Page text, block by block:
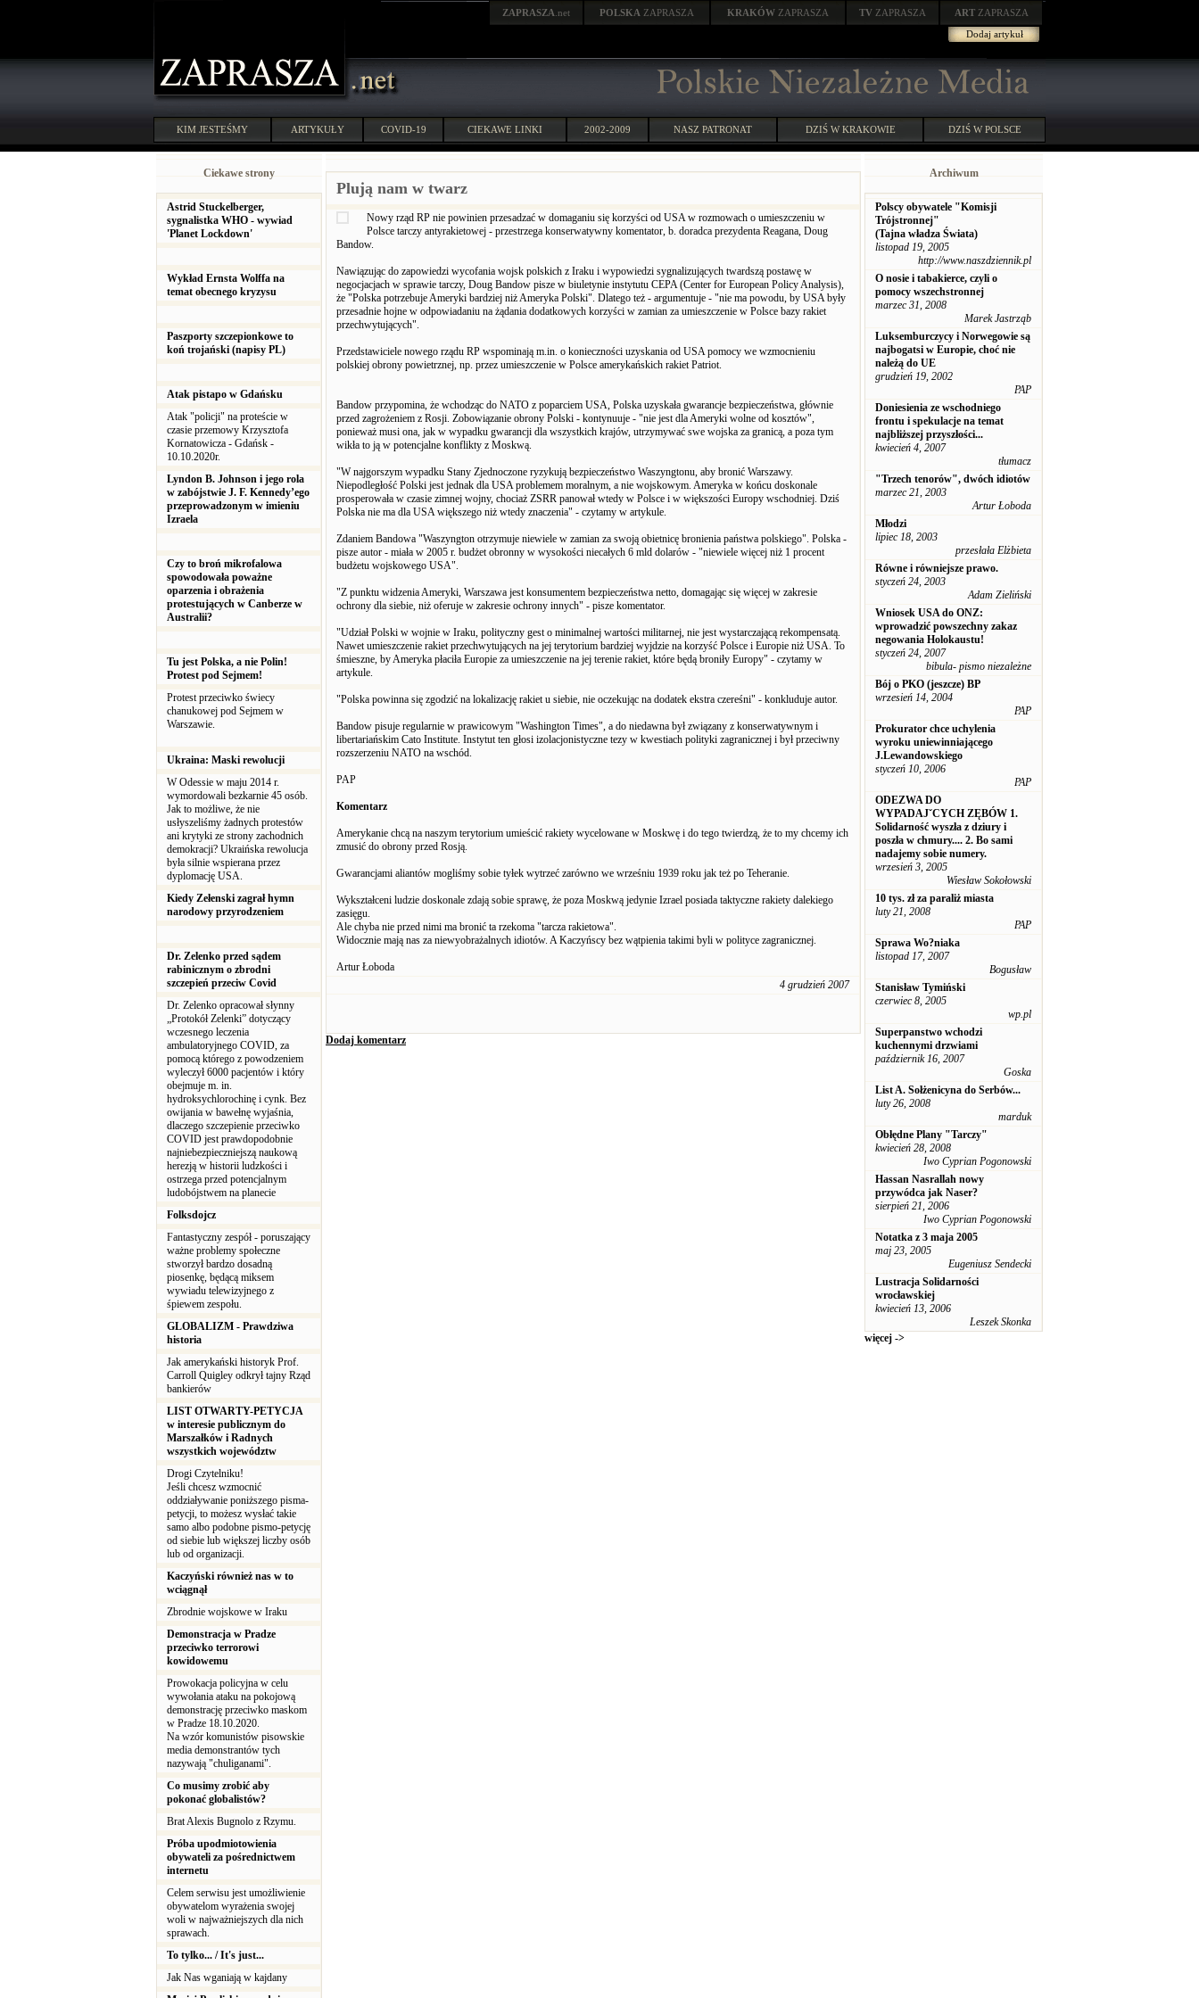
ZAPRASZA .net POLSKA ZAPRASZA KRAKÓW ZAPRASZA TV ZAPRASZA ART ZAPRASZA
Dodaj artykuł
KIM JESTEŚMY ARTYKUŁY COVID-19 CIEKAWE LINKI 2002-2009 NASZ PATRONAT DZIŚ W KRAKOWIE DZIŚ W POLSCE
Ciekawe strony
Astrid Stuckelberger,
sygnalistka WHO - wywiad
'Planet Lockdown'
Wykład Ernsta Wolffa na
temat obecnego kryzysu
Paszporty szczepionkowe to
koń trojański (napisy PL)
Atak pistapo w Gdańsku
Atak "policji" na proteście w
czasie przemowy Krzysztofa
Kornatowicza - Gdańsk -
10.10.2020r.
Lyndon B. Johnson i jego rola
w zabójstwie J. F. Kennedy’ego
przeprowadzonym w imieniu
Izraela
Czy to broń mikrofalowa
spowodowała poważne
oparzenia i obrażenia
protestujących w Canberze w
Australii?
Tu jest Polska, a nie Polin!
Protest pod Sejmem!
Protest przeciwko świecy
chanukowej pod Sejmem w
Warszawie.
Ukraina: Maski rewolucji
W Odessie w maju 2014 r.
wymordowali bezkarnie 45 osób.
Jak to możliwe, że nie
usłyszeliśmy żadnych protestów
ani krytyki ze strony zachodnich
demokracji? Ukraińska rewolucja
była silnie wspierana przez
dyplomację USA.
Kiedy Zełenski zagrał hymn
narodowy przyrodzeniem
Dr. Zelenko przed sądem
rabinicznym o zbrodni
szczepień przeciw Covid
Dr. Zelenko opracował słynny
„Protokół Zelenki” dotyczący
wczesnego leczenia
ambulatoryjnego COVID, za
pomocą którego z powodzeniem
wyleczył 6000 pacjentów i który
obejmuje m. in.
hydroksychlorochinę i cynk. Bez
owijania w bawełnę wyjaśnia,
dlaczego szczepienie przeciwko
COVID jest prawdopodobnie
najniebezpieczniejszą naukową
herezją w historii ludzkości i
ostrzega przed potencjalnym
ludobójstwem na planecie
Folksdojcz
Fantastyczny zespół - poruszający
ważne problemy społeczne
stworzył bardzo dosadną
piosenkę, będącą miksem
wywiadu telewizyjnego z
śpiewem zespołu.
GLOBALIZM - Prawdziwa
historia
Jak amerykański historyk Prof.
Carroll Quigley odkrył tajny Rząd
bankierów
LIST OTWARTY-PETYCJA
w interesie publicznym do
Marszałków i Radnych
wszystkich województw
Drogi Czytelniku!
Jeśli chcesz wzmocnić
oddziaływanie poniższego pisma-
petycji, to możesz wysłać takie
samo albo podobne pismo-petycję
od siebie lub większej liczby osób
lub od organizacji.
Kaczyński również nas w to
wciągnął
Zbrodnie wojskowe w Iraku
Demonstracja w Pradze
przeciwko terrorowi
kowidowemu
Prowokacja policyjna w celu
wywołania ataku na pokojową
demonstrację przeciwko maskom
w Pradze 18.10.2020.
Na wzór komunistów pisowskie
media demonstrantów tych
nazywają "chuliganami".
Co musimy zrobić aby
pokonać globalistów?
Brat Alexis Bugnolo z Rzymu.
Próba upodmiotowienia
obywateli za pośrednictwem
internetu
Celem serwisu jest umożliwienie
obywatelom wyrażenia swojej
woli w najważniejszych dla nich
sprawach.
To tylko... / It's just...
Jak Nas wganiają w kajdany
Plują nam w twarz
Nowy rząd RP nie powinien przesadzać w domaganiu się korzyści od USA w rozmowach o umieszczeniu w
Polsce tarczy antyrakietowej - przestrzega konserwatywny komentator, b. doradca prezydenta Reagana, Doug
Bandow.
Nawiązując do zapowiedzi wycofania wojsk polskich z Iraku i wypowiedzi sygnalizujących twardszą postawę w
negocjacjach w sprawie tarczy, Doug Bandow pisze w biuletynie instytutu CEPA (Center for European Policy Analysis),
że "Polska potrzebuje Ameryki bardziej niż Ameryka Polski". Dlatego też - argumentuje - "nie ma powodu, by USA były
przesadnie hojne w odpowiadaniu na żądania dodatkowych korzyści w zamian za umieszczenie w Polsce bazy rakiet
przechwytujących".
Przedstawiciele nowego rządu RP wspominają m.in. o konieczności uzyskania od USA pomocy we wzmocnieniu
polskiej obrony powietrznej, np. przez umieszczenie w Polsce amerykańskich rakiet Patriot.
Bandow przypomina, że wchodząc do NATO z poparciem USA, Polska uzyskała gwarancje bezpieczeństwa, głównie
przed zagrożeniem z Rosji. Zobowiązanie obrony Polski - kontynuuje - "nie jest dla Ameryki wolne od kosztów",
ponieważ musi ona, jak w wypadku gwarancji dla wszystkich krajów, utrzymywać swe wojska za granicą, a poza tym
wikła to ją w potencjalne konflikty z Moskwą.
"W najgorszym wypadku Stany Zjednoczone ryzykują bezpieczeństwo Waszyngtonu, aby bronić Warszawy.
Niepodległość Polski jest jednak dla USA problemem moralnym, a nie wojskowym. Ameryka w końcu doskonale
prosperowała w czasie zimnej wojny, chociaż ZSRR panował wtedy w Polsce i w większości Europy wschodniej. Dziś
Polska nie ma dla USA większego niż wtedy znaczenia" - czytamy w artykule.
Zdaniem Bandowa "Waszyngton otrzymuje niewiele w zamian za swoją obietnicę bronienia państwa polskiego". Polska -
pisze autor - miała w 2005 r. budżet obronny w wysokości niecałych 6 mld dolarów - "niewiele więcej niż 1 procent
budżetu wojskowego USA".
"Z punktu widzenia Ameryki, Warszawa jest konsumentem bezpieczeństwa netto, domagając się więcej w zakresie
ochrony dla siebie, niż oferuje w zakresie ochrony innych" - pisze komentator.
"Udział Polski w wojnie w Iraku, polityczny gest o minimalnej wartości militarnej, nie jest wystarczającą rekompensatą.
Nawet umieszczenie rakiet przechwytujących na jej terytorium bardziej wyjdzie na korzyść Polsce i Europie niż USA. To
śmieszne, by Ameryka płaciła Europie za umieszczenie na jej terenie rakiet, które będą broniły Europy" - czytamy w
artykule.
"Polska powinna się zgodzić na lokalizację rakiet u siebie, nie oczekując na dodatek ekstra czereśni" - konkluduje autor.
Bandow pisuje regularnie w prawicowym "Washington Times", a do niedawna był związany z konserwatywnym i
libertariańskim Cato Institute. Instytut ten głosi izolacjonistyczne tezy w kwestiach polityki zagranicznej i był przeciwny
rozszerzeniu NATO na wschód.
PAP
Komentarz
Amerykanie chcą na naszym terytorium umieścić rakiety wycelowane w Moskwę i do tego twierdzą, że to my chcemy ich
zmusić do obrony przed Rosją.
Gwarancjami aliantów mogliśmy sobie tyłek wytrzeć zarówno we wrześniu 1939 roku jak też po Teheranie.
Wykształceni ludzie doskonale zdają sobie sprawę, że poza Moskwą jedynie Izrael posiada taktyczne rakiety dalekiego
zasięgu.
Ale chyba nie przed nimi ma bronić ta rzekoma "tarcza rakietowa".
Widocznie mają nas za niewyobrażalnych idiotów. A Kaczyńscy bez wątpienia takimi byli w polityce zagranicznej.
Artur Łoboda
4 grudzień 2007
Dodaj komentarz
Archiwum
Polscy obywatele "Komisji
Trójstronnej"
(Tajna władza Świata)
listopad 19, 2005
http://www.naszdziennik.pl
O nosie i tabakierce, czyli o
pomocy wszechstronnej
marzec 31, 2008
Marek Jastrząb
Luksemburczycy i Norwegowie są
najbogatsi w Europie, choć nie
należą do UE
grudzień 19, 2002
PAP
Doniesienia ze wschodniego
frontu i spekulacje na temat
najbliższej przyszłości...
kwiecień 4, 2007
tłumacz
"Trzech tenorów", dwóch idiotów
marzec 21, 2003
Artur Łoboda
Młodzi
lipiec 18, 2003
przesłała Elżbieta
Równe i równiejsze prawo.
styczeń 24, 2003
Adam Zieliński
Wniosek USA do ONZ:
wprowadzić powszechny zakaz
negowania Holokaustu!
styczeń 24, 2007
bibula- pismo niezależne
Bój o PKO (jeszcze) BP
wrzesień 14, 2004
PAP
Prokurator chce uchylenia
wyroku uniewinniającego
J.Lewandowskiego
styczeń 10, 2006
PAP
ODEZWA DO
WYPADAJˇCYCH ZĘBÓW 1.
Solidarność wyszła z dziury i
poszła w chmury.... 2. Bo sami
nadajemy sobie numery.
wrzesień 3, 2005
Wiesław Sokołowski
10 tys. zł za paraliż miasta
luty 21, 2008
PAP
Sprawa Wo?niaka
listopad 17, 2007
Bogusław
Stanisław Tymiński
czerwiec 8, 2005
wp.pl
Superpanstwo wchodzi
kuchennymi drzwiami
październik 16, 2007
Goska
List A. Sołżenicyna do Serbów...
luty 26, 2008
marduk
Obłędne Plany "Tarczy"
kwiecień 28, 2008
Iwo Cyprian Pogonowski
Hassan Nasrallah nowy
przywódca jak Naser?
sierpień 21, 2006
Iwo Cyprian Pogonowski
Notatka z 3 maja 2005
maj 23, 2005
Eugeniusz Sendecki
Lustracja Solidarności
wrocławskiej
kwiecień 13, 2006
Leszek Skonka
więcej ->